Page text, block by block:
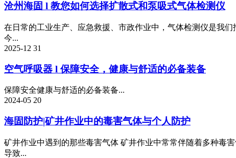
沧州海固 l 教您如何选择扩散式和泵吸式气体检测仪
在日常的工业生产、应急救援、市政作业中，气体检测仪是我
今...
2025-12 31
空气呼吸器 l 保障安全，健康与舒适的必备装备
保障安全健康与舒适的必备装备...
2024-05 20
海固防护|矿井作业中的毒害气体与个人防护
矿井作业中遇到的那些毒害气体 矿井作业中常常伴随着多种毒
导致...